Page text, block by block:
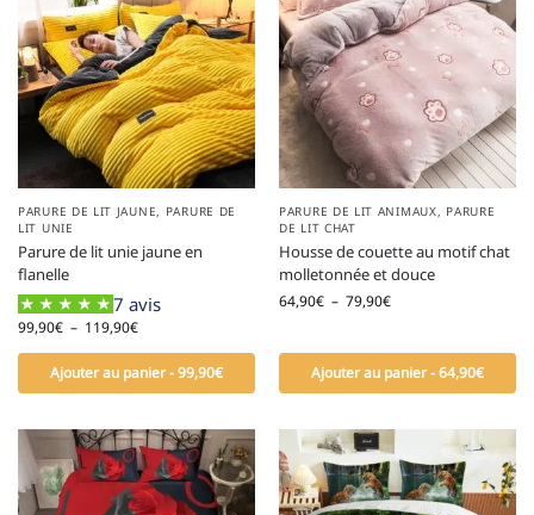
PARURE DE LIT JAUNE, PARURE DE
LIT UNIE
Parure de lit unie jaune en
flanelle
7 avis
99,90€ – 119,90€
Ajouter au panier - 99,90€
PARURE DE LIT ANIMAUX, PARURE
DE LIT CHAT
Housse de couette au motif chat
molletonnée et douce
64,90€ – 79,90€
Ajouter au panier - 64,90€